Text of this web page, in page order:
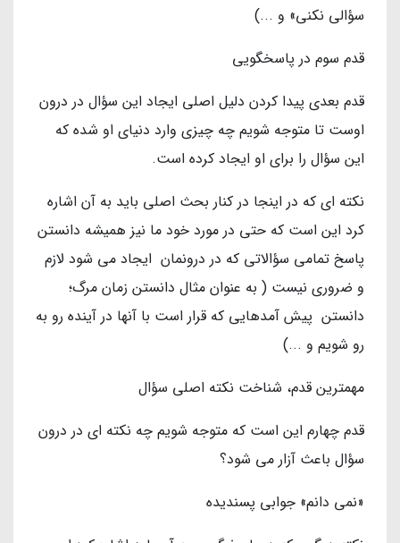
سؤالی نکنی» و ...)
قدم سوم در پاسخگویی
قدم بعدی پیدا کردن دلیل اصلی ایجاد این سؤال در درون
اوست تا متوجه شویم چه چیزی وارد دنیای او شده که
این سؤال را برای او ایجاد کرده است.
نکته ای که در اینجا در کنار بحث اصلی باید به آن اشاره
کرد این است که حتی در مورد خود ما نیز همیشه دانستن
پاسخ تمامی سؤالاتی که در درونمان ایجاد می شود لازم
و ضروری نیست ( به عنوان مثال دانستن زمان مرگ؛
دانستن پیش آمدهایی که قرار است با آنها در آینده رو به
رو شویم و ...)
مهمترین قدم، شناخت نکته اصلی سؤال
قدم چهارم این است که متوجه شویم چه نکته ای در درون
سؤال باعث آزار می شود؟
«نمی دانم» جوابی پسندیده